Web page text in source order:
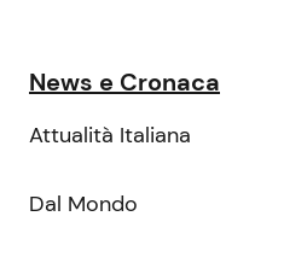
News e Cronaca
Attualità Italiana
Dal Mondo